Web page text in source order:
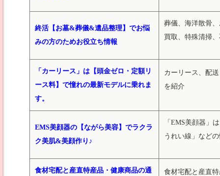
終活【お墓&葬儀&遺品整理】でお悩
みの方のためお役立ち情報
葬儀、海洋散骨
買取、特殊清掃
「カーリース」は【頭金ゼロ・定額リ
ース料】で憧れの最新モデルに乗れま
す。
カーリース、配
を紹介
EMS美顔器の【ながら美容】でラクラ
ク美肌&美顔作り♪
「EMS美顔器」
うれい線」など
食材宅配と産直特産品・健康商品の通
食材宅配と産直